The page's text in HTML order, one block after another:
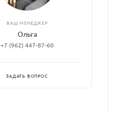
ВАШ МЕНЕДЖЕР
Ольга
+7 (962) 447-87-60
ЗАДАТЬ ВОПРОС